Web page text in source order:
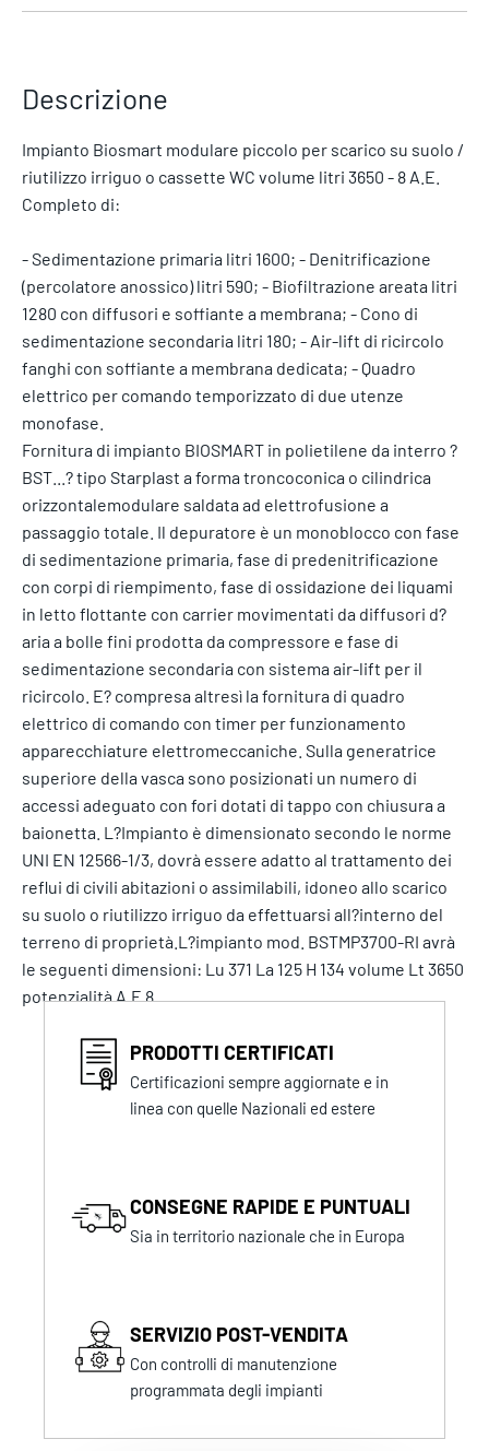
Descrizione
Impianto Biosmart modulare piccolo per scarico su suolo /
riutilizzo irriguo o cassette WC volume litri 3650 - 8 A.E.
Completo di:
- Sedimentazione primaria litri 1600; - Denitrificazione
(percolatore anossico) litri 590; - Biofiltrazione areata litri
1280 con diffusori e soffiante a membrana; - Cono di
sedimentazione secondaria litri 180; - Air-lift di ricircolo
fanghi con soffiante a membrana dedicata; - Quadro
elettrico per comando temporizzato di due utenze
monofase.
Fornitura di impianto BIOSMART in polietilene da interro ?
BST...? tipo Starplast a forma troncoconica o cilindrica
orizzontalemodulare saldata ad elettrofusione a
passaggio totale. Il depuratore è un monoblocco con fase
di sedimentazione primaria, fase di predenitrificazione
con corpi di riempimento, fase di ossidazione dei liquami
in letto flottante con carrier movimentati da diffusori d?
aria a bolle fini prodotta da compressore e fase di
sedimentazione secondaria con sistema air-lift per il
ricircolo. E? compresa altresì la fornitura di quadro
elettrico di comando con timer per funzionamento
apparecchiature elettromeccaniche. Sulla generatrice
superiore della vasca sono posizionati un numero di
accessi adeguato con fori dotati di tappo con chiusura a
baionetta. L?Impianto è dimensionato secondo le norme
UNI EN 12566-1/3, dovrà essere adatto al trattamento dei
reflui di civili abitazioni o assimilabili, idoneo allo scarico
su suolo o riutilizzo irriguo da effettuarsi all?interno del
terreno di proprietà.L?impianto mod. BSTMP3700-RI avrà
le seguenti dimensioni: Lu 371 La 125 H 134 volume Lt 3650
potenzialità A.E 8
PRODOTTI CERTIFICATI
Certificazioni sempre aggiornate e in
linea con quelle Nazionali ed estere
CONSEGNE RAPIDE E PUNTUALI
Sia in territorio nazionale che in Europa
SERVIZIO POST-VENDITA
Con controlli di manutenzione
programmata degli impianti